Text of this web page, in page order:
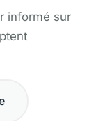
informé sur